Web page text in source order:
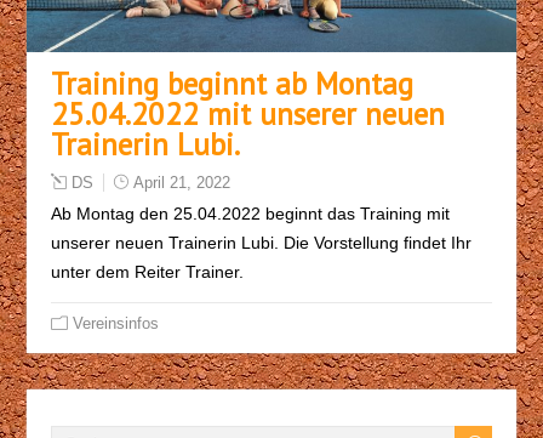
Training beginnt ab Montag
25.04.2022 mit unserer neuen
Trainerin Lubi.
DS April 21, 2022
Ab Montag den 25.04.2022 beginnt das Training mit
unserer neuen Trainerin Lubi. Die Vorstellung findet Ihr
unter dem Reiter Trainer.
Vereinsinfos